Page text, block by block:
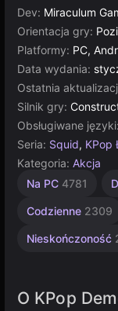
Dev: Miraculum
Orientacja gry:
Platformy: PC,
Data wydania:
Ostatnia
Silnik gry:
Obsługiwane języki:
Seria: Squid, KPop
Kategoria: Akcja
Na PC 4781
Codzienne 2309
Nieskończoność
Sandbox
Strategiczne
Proste
Multiplayer
Construct
O KPop